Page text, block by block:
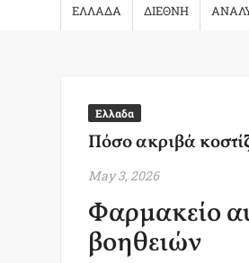
ΕΛΛΑΔΑ ΔΙΕΘΝΗ
Ελλαδα
Πόσο ακριβά
May 3, 2026
Φαρμακείο
βοηθειών